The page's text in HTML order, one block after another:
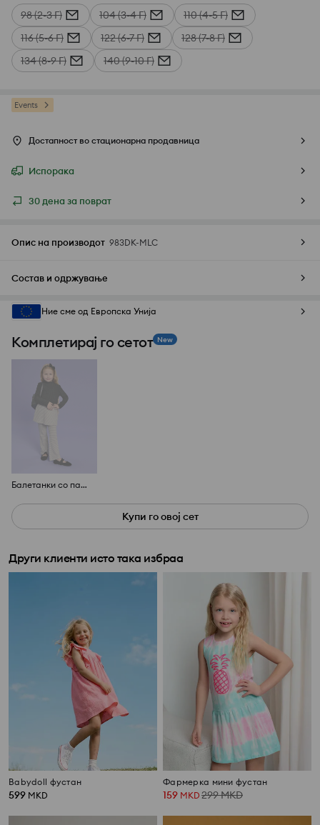
98 (2-3 Г) 104 (3-4 Г)
110 (4-5 Г)
116 (5-6 Г)
122 (6-7 Г)
128 (7-8 Г)
134 (8-9 Г)
140 (9-10 Г)
Events
Достапност во стационарна продавница
Испорака
30 дена за поврат
Опис на производот 983DK-MLC
Состав и одржување
Ние сме од Европска Унија
Комплетирај го сетот New
Балетанки со панделка
Купи го овој сет
Други клиенти исто така избраа
Babydoll фустан
599 MKD
Фармерка мини фустан
159 MKD 299MKD